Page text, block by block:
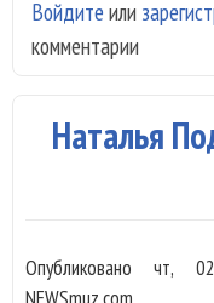
Войдите или
комментарии
Наталья
Опубликованочт,